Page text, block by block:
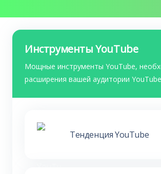
Инструменты YouTube
Мощные инструменты YouTube,
расширения вашей аудитории
Тенденция YouTube